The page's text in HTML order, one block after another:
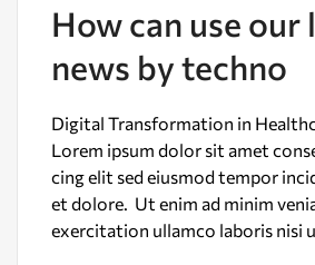
How can use our
news by techno
Digital Transformation in
Lorem ipsum dolor sit amet
cing elit sed eiusmod tempor
et dolore. Ut enim ad minim
exercitation ullamco laboris nisi